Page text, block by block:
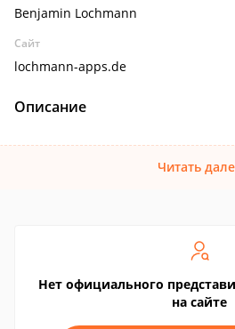
Benjamin Lochmann
Сайт
lochmann-apps.de
Описание
Читать
Нет официального
на сайте